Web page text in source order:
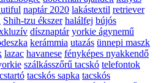
naptár 2020 lakástextil retriever
Shih-tzu ékszer halálfej bújós
dísznaptár yorkie ágynemű
kerámmia utazás ünnepi maszk
lazac havanese fényképes nyakkendő
szálkásszőrű tacskó telefontok
tacskós sapka tacskós